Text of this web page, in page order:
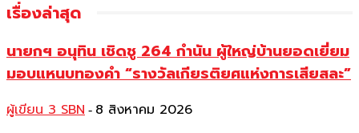
เรื่องล่าสุด
นายกฯ อนุทิน เชิดชู 264 กำนัน ผู้ใหญ่บ้านยอดเยี่ยม
มอบแหนบทองคำ “รางวัลเกียรติยศแห่งการเสียสละ”
ผู้เขียน 3 SBN - 8 สิงหาคม 2026